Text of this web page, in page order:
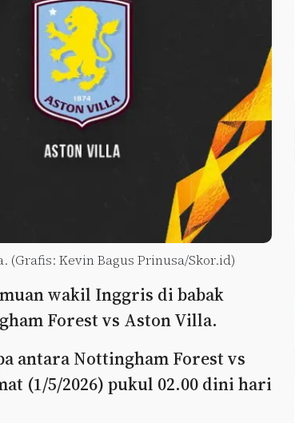
(Grafis: Kevin Bagus Prinusa/Skor.id)
wakil Inggris di babak
Forest vs Aston Villa.
antara Nottingham Forest vs
(1/5/2026) pukul 02.00 dini hari